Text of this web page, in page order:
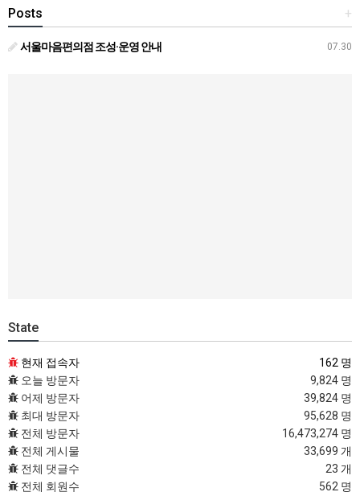
+
Posts
07.30
서울마음편의점 조성·운영 안내
State
현재 접속자
162 명
오늘 방문자
9,824 명
어제 방문자
39,824 명
최대 방문자
95,628 명
전체 방문자
16,473,274 명
전체 게시물
33,699 개
전체 댓글수
23 개
전체 회원수
562 명